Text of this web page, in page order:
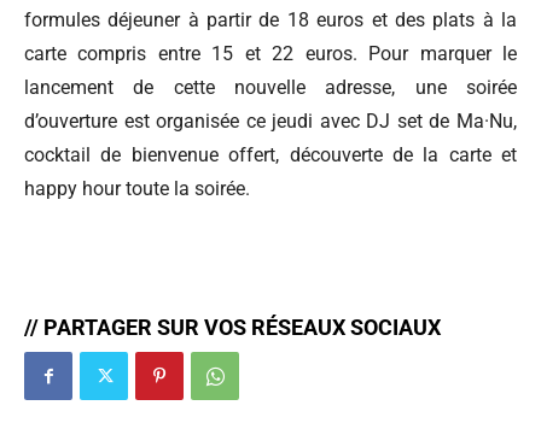
formules déjeuner à partir de 18 euros et des plats à la
carte compris entre 15 et 22 euros. Pour marquer le
lancement de cette nouvelle adresse, une soirée
d’ouverture est organisée ce jeudi avec DJ set de Ma·Nu,
cocktail de bienvenue offert, découverte de la carte et
happy hour toute la soirée.
// PARTAGER SUR VOS RÉSEAUX SOCIAUX